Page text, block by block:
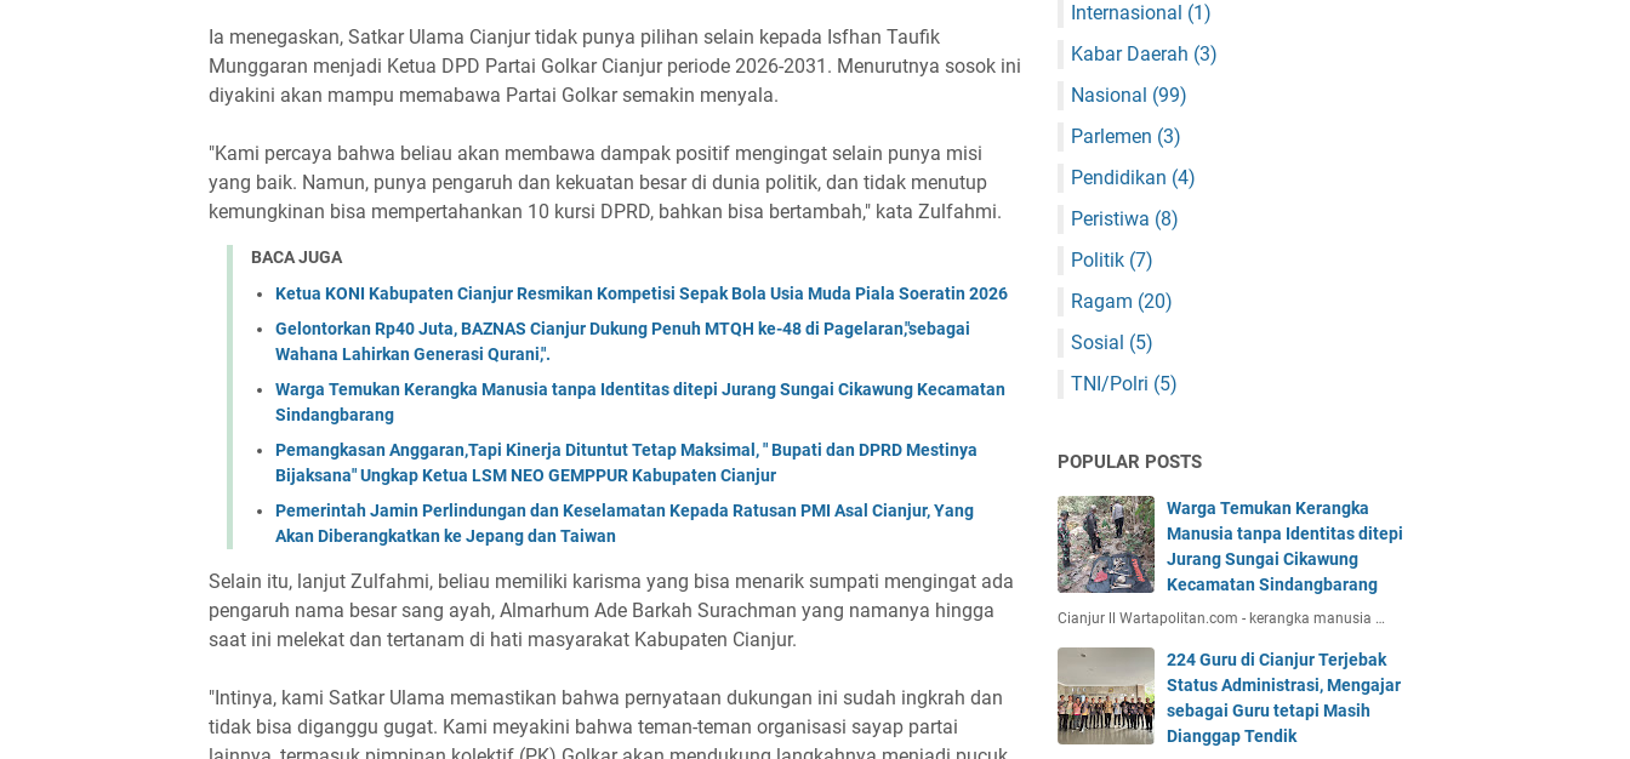
Ia menegaskan, Satkar Ulama Cianjur tidak punya pilihan selain kepada Isfhan Taufik
Munggaran menjadi Ketua DPD Partai Golkar Cianjur periode 2026-2031. Menurutnya sosok ini
diyakini akan mampu memabawa Partai Golkar semakin menyala.
"Kami percaya bahwa beliau akan membawa dampak positif mengingat selain punya misi
yang baik. Namun, punya pengaruh dan kekuatan besar di dunia politik, dan tidak menutup
kemungkinan bisa mempertahankan 10 kursi DPRD, bahkan bisa bertambah," kata Zulfahmi.
BACA JUGA
Ketua KONI Kabupaten Cianjur Resmikan Kompetisi Sepak Bola Usia Muda Piala Soeratin 2026
Gelontorkan Rp40 Juta, BAZNAS Cianjur Dukung Penuh MTQH ke-48 di Pagelaran,"sebagai
Wahana Lahirkan Generasi Qurani,".
Warga Temukan Kerangka Manusia tanpa Identitas ditepi Jurang Sungai Cikawung Kecamatan
Sindangbarang
Pemangkasan Anggaran,Tapi Kinerja Dituntut Tetap Maksimal, " Bupati dan DPRD Mestinya
Bijaksana" Ungkap Ketua LSM NEO GEMPPUR Kabupaten Cianjur
Pemerintah Jamin Perlindungan dan Keselamatan Kepada Ratusan PMI Asal Cianjur, Yang
Akan Diberangkatkan ke Jepang dan Taiwan
Selain itu, lanjut Zulfahmi, beliau memiliki karisma yang bisa menarik sumpati mengingat ada
pengaruh nama besar sang ayah, Almarhum Ade Barkah Surachman yang namanya hingga
saat ini melekat dan tertanam di hati masyarakat Kabupaten Cianjur.
"Intinya, kami Satkar Ulama memastikan bahwa pernyataan dukungan ini sudah ingkrah dan
tidak bisa diganggu gugat. Kami meyakini bahwa teman-teman organisasi sayap partai
Internasional (1)
Kabar Daerah (3)
Nasional (99)
Parlemen (3)
Pendidikan (4)
Peristiwa (8)
Politik (7)
Ragam (20)
Sosial (5)
TNI/Polri (5)
POPULAR POSTS
Warga Temukan Kerangka
Manusia tanpa Identitas ditepi
Jurang Sungai Cikawung
Kecamatan Sindangbarang
Cianjur ll Wartapolitan.com - kerangka manusia …
224 Guru di Cianjur Terjebak
Status Administrasi, Mengajar
sebagai Guru tetapi Masih
Dianggap Tendik